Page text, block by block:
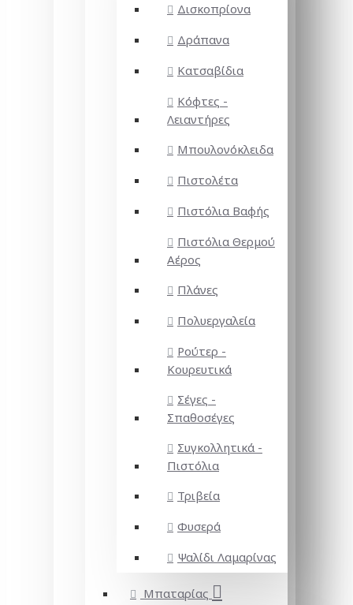
Δισκοπρίονα
Δράπανα
Κατσαβίδια
Κόφτες -
Λειαντήρες
Μπουλονόκλειδα
Πιστολέτα
Πιστόλια Βαφής
Πιστόλια Θερμού
Αέρος
Πλάνες
Πολυεργαλεία
Ρούτερ -
Κουρευτικά
Σέγες -
Σπαθοσέγες
Συγκολλητικά -
Πιστόλια
Τριβεία
Φυσερά
Ψαλίδι Λαμαρίνας
Μπαταρίας